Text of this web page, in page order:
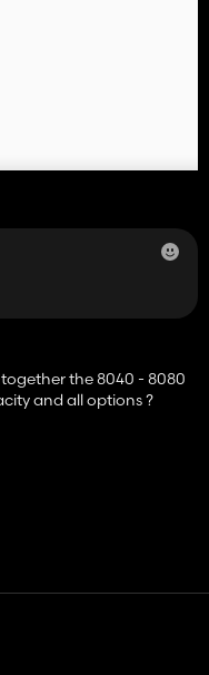
the 8040 - 8080
and all options ?